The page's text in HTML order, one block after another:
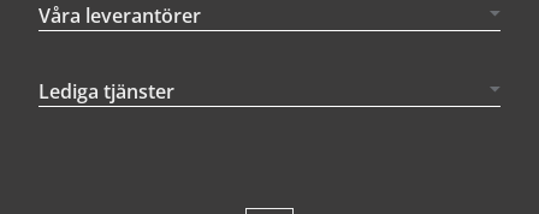
Våra leverantörer
Lediga tjänster